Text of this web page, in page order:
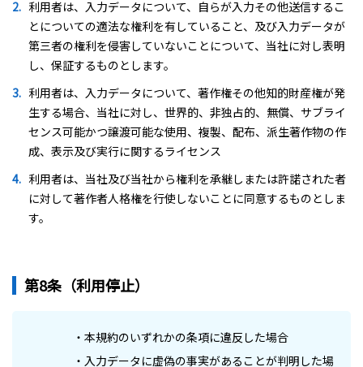
利用者は、入力データについて、自らが入力その他送信するこ
とについての適法な権利を有していること、及び入力データが
第三者の権利を侵害していないことについて、当社に対し表明
し、保証するものとします。
利用者は、入力データについて、著作権その他知的財産権が発
生する場合、当社に対し、世界的、非独占的、無償、サブライ
センス可能かつ譲渡可能な使用、複製、配布、派生著作物の作
成、表示及び実行に関するライセンス
利用者は、当社及び当社から権利を承継しまたは許諾された者
に対して著作者人格権を行使しないことに同意するものとしま
す。
第8条（利用停止）
・本規約のいずれかの条項に違反した場合
・入力データに虚偽の事実があることが判明した場